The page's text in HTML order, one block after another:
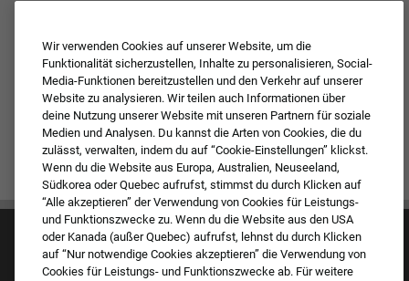
Wir verwenden Cookies auf unserer Website, um die
Funktionalität sicherzustellen, Inhalte zu personalisieren, Social-
Media-Funktionen bereitzustellen und den Verkehr auf unserer
Website zu analysieren. Wir teilen auch Informationen über
deine Nutzung unserer Website mit unseren Partnern für soziale
Medien und Analysen. Du kannst die Arten von Cookies, die du
zulässt, verwalten, indem du auf “Cookie-Einstellungen” klickst.
Wenn du die Website aus Europa, Australien, Neuseeland,
Südkorea oder Quebec aufrufst, stimmst du durch Klicken auf
“Alle akzeptieren” der Verwendung von Cookies für Leistungs-
und Funktionszwecke zu. Wenn du die Website aus den USA
oder Kanada (außer Quebec) aufrufst, lehnst du durch Klicken
auf “Nur notwendige Cookies akzeptieren” die Verwendung von
Cookies für Leistungs- und Funktionszwecke ab. Für weitere